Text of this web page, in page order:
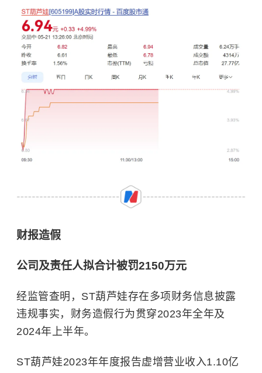
财报造假
公司及责任人拟合计被罚2150万元
经监管查明，ST葫芦娃存在多项财务信息披露
违规事实，财务造假行为贯穿2023年全年及
2024年上半年。
ST葫芦娃2023年年度报告虚增营业收入1.10亿